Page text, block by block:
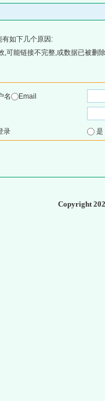
如下几个原因:
,可能链接不完整,或数据已被删
名
Email
录
Copyright